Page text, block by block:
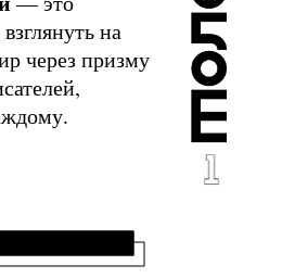
на
через призму